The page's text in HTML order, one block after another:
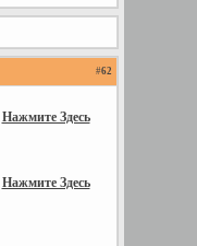
#62
Нажмите Здесь
Нажмите Здесь